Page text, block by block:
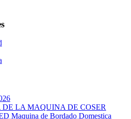
LA MAQUINA DE COSER
Maquina de Bordado Domestica